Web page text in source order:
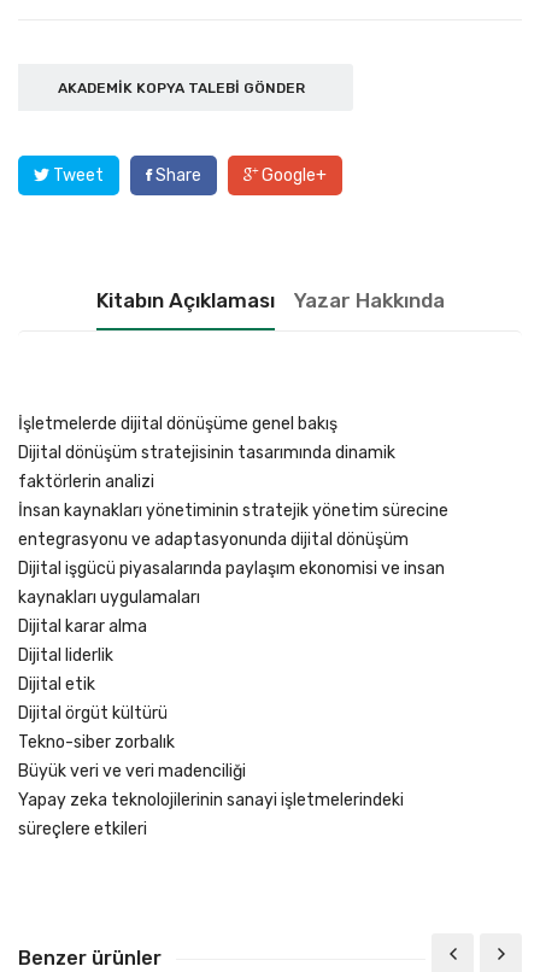
AKADEMIK KOPYA TALEBI GÖNDER
Tweet Share Google+
Kitabın Açıklaması Yazar Hakkında
İşletmelerde dijital dönüşüme genel bakış
Dijital dönüşüm stratejisinin tasarımında dinamik
faktörlerin analizi
İnsan kaynakları yönetiminin stratejik yönetim sürecine
entegrasyonu ve adaptasyonunda dijital dönüşüm
Dijital işgücü piyasalarında paylaşım ekonomisi ve insan
kaynakları uygulamaları
Dijital karar alma
Dijital liderlik
Dijital etik
Dijital örgüt kültürü
Tekno-siber zorbalık
Büyük veri ve veri madenciliği
Yapay zeka teknolojilerinin sanayi işletmelerindeki
süreçlere etkileri
Benzer ürünler